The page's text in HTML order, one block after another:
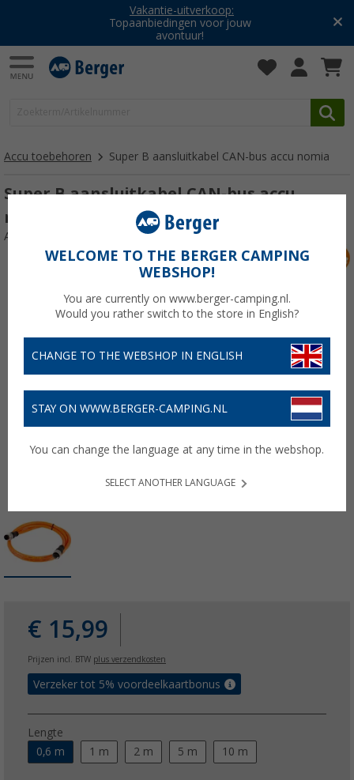
Vakantie-uitverkoop:
Topaanbiedingen voor jouw
avontuur!
Accu toebehoren Super B aansluitkabel CAN-bus accu nomia
Super B aansluitkabel CAN-bus accu
nomia 0,6 meter
Artikelnr: 293330
€ 15,99
Prijzen incl. BTW plus verzendkosten
Verzeker tot 5% voordeelkaartbonus
Lengte
0,6 m
1 m 2 m 5 m 10 m
WELCOME TO THE BERGER CAMPING
WEBSHOP!
You are currently on www.berger-camping.nl.
Would you rather switch to the store in English?
CHANGE TO THE WEBSHOP IN ENGLISH
STAY ON WWW.BERGER-CAMPING.NL
You can change the language at any time in the webshop.
SELECT ANOTHER LANGUAGE